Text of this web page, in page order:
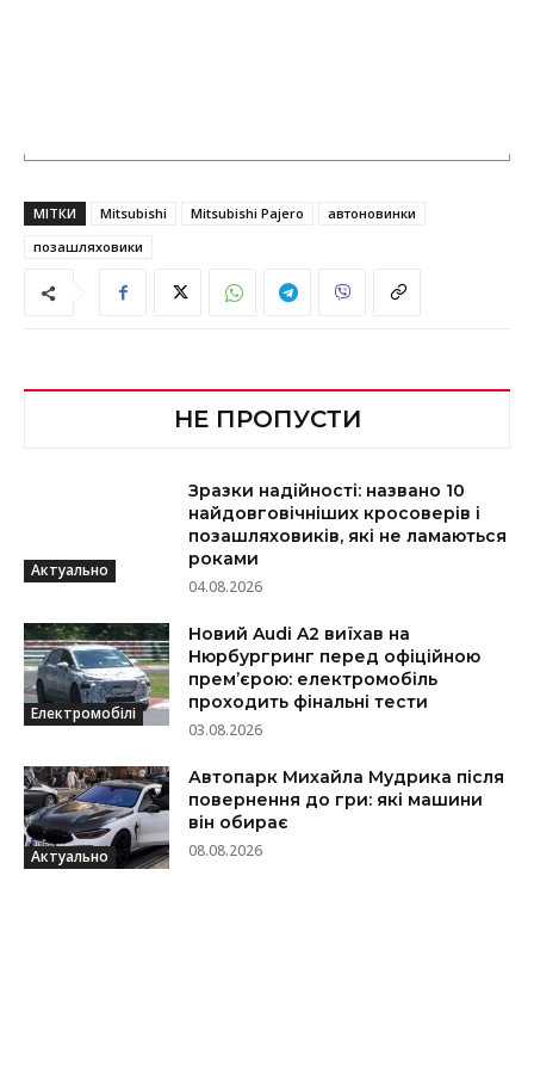
МІТКИ Mitsubishi Mitsubishi Pajero
автоновинки
позашляховики
НЕ ПРОПУСТИ
Актуально
Зразки надійності: названо 10
найдовговічніших кросоверів і
позашляховиків, які не ламаються
роками
04.08.2026
Електромобілі
Новий Audi A2 виїхав на
Нюрбургринг перед офіційною
прем’єрою: електромобіль
проходить фінальні тести
03.08.2026
Актуально
Автопарк Михайла Мудрика після
повернення до гри: які машини
він обирає
08.08.2026